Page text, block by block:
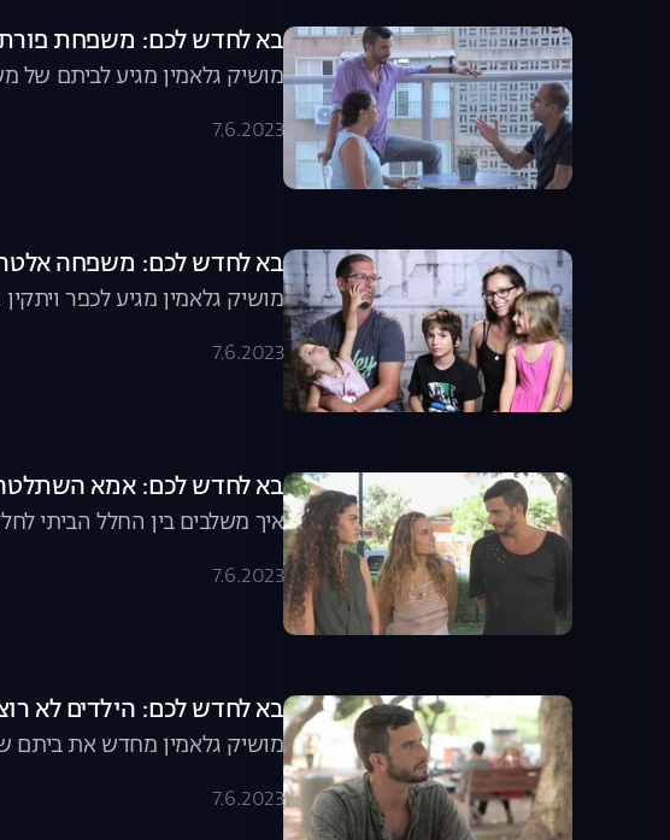
בא לחדש לכם: משפחת
מושיק גלאמין מגיע לביתם של
7.6.2023
בא לחדש לכם: משפחה
מושיק גלאמין מגיע לכפר
7.6.2023
בא לחדש לכם: אמא
איך משלבים בין החלל הביתי
7.6.2023
בא לחדש לכם: הילדים לא
מושיק גלאמין מחדש את ביתם
7.6.2023